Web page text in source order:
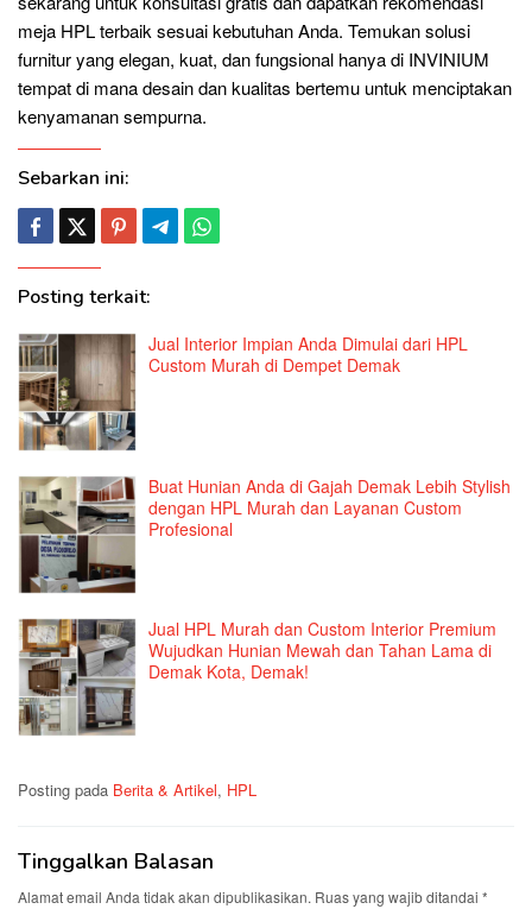
meja HPL terbaik sesuai kebutuhan Anda. Temukan solusi
furnitur yang elegan, kuat, dan fungsional hanya di INVINIUM
tempat di mana desain dan kualitas bertemu untuk menciptakan
kenyamanan sempurna.
Sebarkan ini:
Posting terkait:
Jual Interior Impian Anda Dimulai dari HPL
Custom Murah di Dempet Demak
Buat Hunian Anda di Gajah Demak Lebih Stylish
dengan HPL Murah dan Layanan Custom
Profesional
Jual HPL Murah dan Custom Interior Premium
Wujudkan Hunian Mewah dan Tahan Lama di
Demak Kota, Demak!
Posting pada Berita & Artikel, HPL
Tinggalkan Balasan
Alamat email Anda tidak akan dipublikasikan. Ruas yang wajib ditandai *